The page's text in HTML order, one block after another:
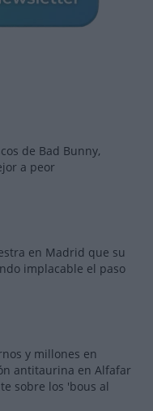
de Bad Bunny,
a peor
en Madrid que su
implacable el paso
y millones en
antitaurina en Alfafar
sobre los 'bous al